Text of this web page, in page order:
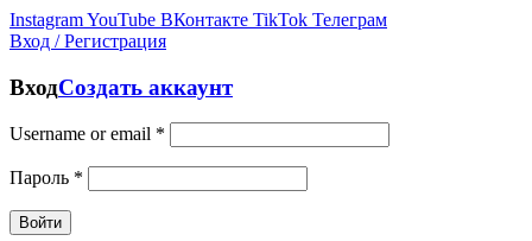
InstagramYouTube ВКонтакте TikTok Телеграм
Вход / Регистрация
ВходСоздать аккаунт
Username or email *
Пароль *
Войти